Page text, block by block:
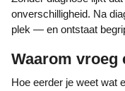
onverschilligheid. Na
plek — en ontstaat
Waarom vroeg
Hoe eerder je weet wat er speelt, hoe beter je kunt reageren.